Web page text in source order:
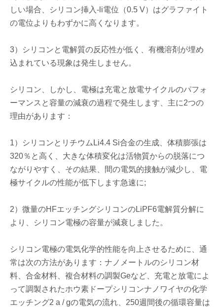
しい場合、シリコン挿入-li電位（0.5 V）はグラファイト
の電位よりもわずかに高くなります。
3）シリコンと電解質の反応性が低く、有機溶剤が埋め
込まれている現象は発生しません。
シリコン、しかし、電極は充電と放電サイクルのパフォ
ーマンスと容量の減衰の過程で発生します、主に2つの
理由があります：
1）シリコンとリチウムLi4.4 Si合金の生成、体積膨張は
320％と高く、大きな体積変化は活物質からの脱落につ
ながりやすく、その結果、間の電気的接触が減少し、電
極サイクルの性能が低下します急速に;
2）微量のHFエッチングシリコンのLiPF6電解質分解に
より、シリコン電極の容量が減衰しました。
シリコン電極の電気化学的性能を向上させるために、通
常は次の方法があります：ナノメートルのシリコン材
料、合金材料、複合材料の調製Geなど、充電と放電によ
って調製されたホウ素ドープシリコンナノワイヤの化学
エッチング2 a / gの電気の流れ、250週間後の循環容量は